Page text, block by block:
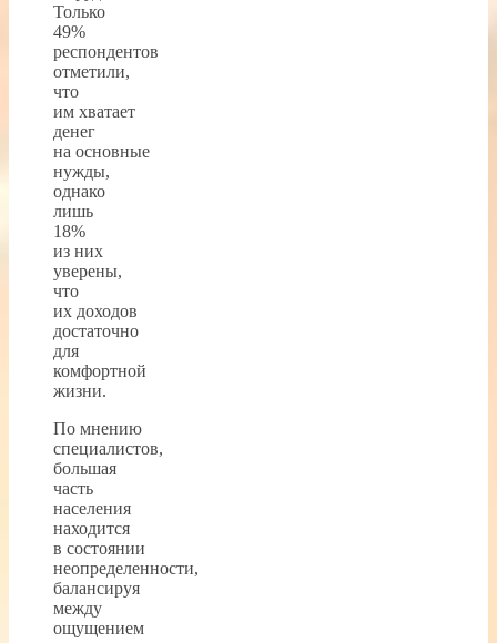
Только
49%
респондентов
отметили,
что
им хватает
денег
на основные
нужды,
однако
лишь
18%
из них
уверены,
что
их доходов
достаточно
для
комфортной
жизни.
По мнению
специалистов,
большая
часть
населения
находится
в состоянии
неопределенности,
балансируя
между
ощущением